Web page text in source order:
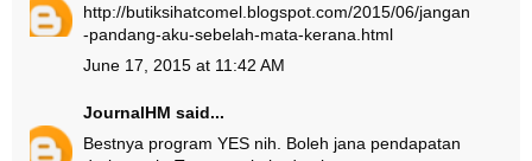
http://butiksihatcomel.blogspot.com/2015/06/jangan
-pandang-aku-sebelah-mata-kerana.html
June 17, 2015 at 11:42 AM
JournalHM said...
Bestnya program YES nih. Boleh jana pendapatan